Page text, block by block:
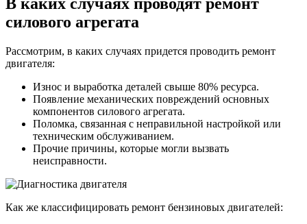
В каких случаях проводят ремонт
силового агрегата
Рассмотрим, в каких случаях придется проводить ремонт
двигателя:
Износ и выработка деталей свыше 80% ресурса.
Появление механических повреждений основных
компонентов силового агрегата.
Поломка, связанная с неправильной настройкой или
техническим обслуживанием.
Прочие причины, которые могли вызвать
неисправности.
Как же классифицировать ремонт бензиновых двигателей: